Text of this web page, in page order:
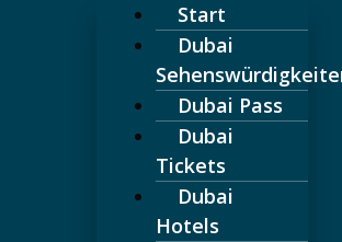
Start
Dubai
Dubai Pass
Dubai
Tickets
Dubai
Hotels